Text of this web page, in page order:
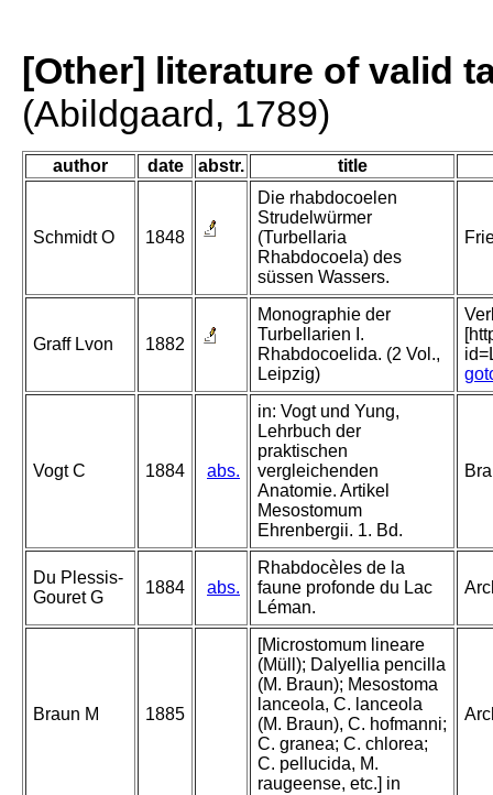
[Other] literature of valid
(Abildgaard, 1789)
author date abstr. title
Schmidt O 1848
Die rhabdocoelen
Strudelwürmer
(Turbellaria
Rhabdocoela) des
süssen Wassers.
Graff Lvon 1882
Monographie der
Turbellarien I.
Rhabdocoelida. (2 Vol.,
Leipzig)
Vogt C 1884 abs.
in: Vogt und Yung,
Lehrbuch der
praktischen
vergleichenden
Anatomie. Artikel
Mesostomum
Ehrenbergii. 1. Bd.
Du Plessis-
Gouret G
1884 abs.
Rhabdocèles de la
faune profonde du Lac
Léman.
Braun M 1885
[Microstomum lineare
(Müll); Dalyellia pencilla
(M. Braun); Mesostoma
lanceola, C. lanceola
(M. Braun), C. hofmanni;
C. granea; C. chlorea;
C. pellucida, M.
raugeense, etc.] in